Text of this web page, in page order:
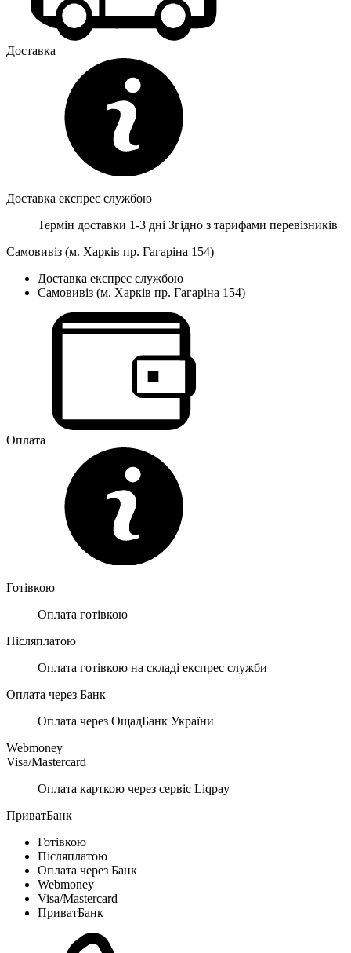
Доставка
Доставка експрес службою
Термін доставки 1-3 дні Згідно з тарифами перевізників
Самовивіз (м. Харків пр. Гагаріна 154)
Доставка експрес службою
Самовивіз (м. Харків пр. Гагаріна 154)
Оплата
Готівкою
Оплата готівкою
Післяплатою
Оплата готівкою на складі експрес служби
Оплата через Банк
Оплата через ОщадБанк України
Webmoney
Visa/Mastercard
Оплата карткою через сервіс Liqpay
ПриватБанк
Готівкою
Післяплатою
Оплата через Банк
Webmoney
Visa/Mastercard
ПриватБанк